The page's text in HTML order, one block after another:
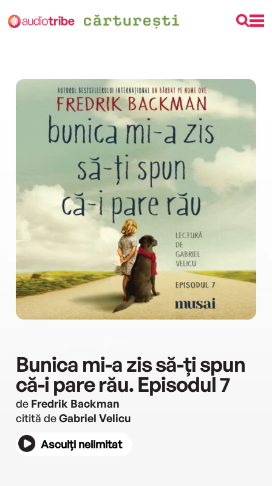
Bunica mi-a zis să-ți spun
că-i pare rău. Episodul 7
de Fredrik Backman
citită deGabriel Velicu
Asculți nelimitat